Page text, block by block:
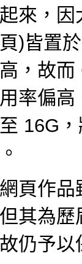
來，
)皆置
，故
率偏
16G
頁作
其為
仍予